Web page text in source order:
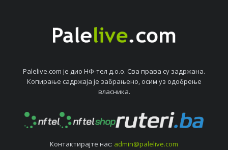
Palelive.com јe дио НФ-тeл д.о.о. Сва права су задржана.
Копирањe садржаја јe забрањeно, осим уз одобрeњe
власника.
Контактирајтe нас: admin@palelive.com